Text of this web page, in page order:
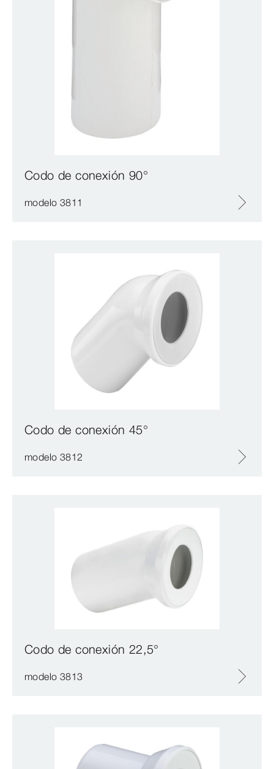
Codo de conexión 90°
modelo 3811
Codo de conexión 45°
modelo 3812
Codo de conexión 22,5°
modelo 3813